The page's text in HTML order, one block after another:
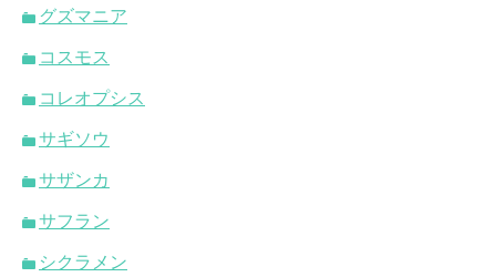
グズマニア
コスモス
コレオプシス
サギソウ
サザンカ
サフラン
シクラメン